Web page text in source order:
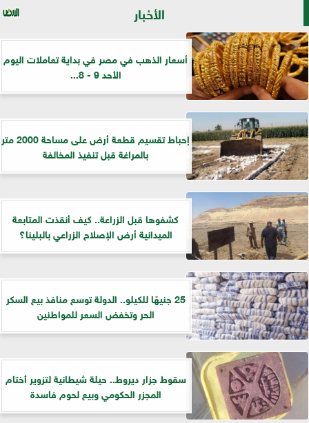
الأخبار
أسعار الذهب في مصر في بداية تعاملات اليوم
الأحد 9 - 8...
إحباط تقسيم قطعة أرض على مساحة 2000 متر
بالمراغة قبل تنفيذ المخالفة
كشفوها قبل الزراعة.. كيف أنقذت المتابعة
الميدانية أرض الإصلاح الزراعي بالبلينا؟
25 جنيهًا للكيلو.. الدولة توسع منافذ بيع السكر
الحر وتخفض السعر للمواطنين
سقوط جزار ديروط.. حيلة شيطانية لتزوير أختام
المجزر الحكومي وبيع لحوم فاسدة